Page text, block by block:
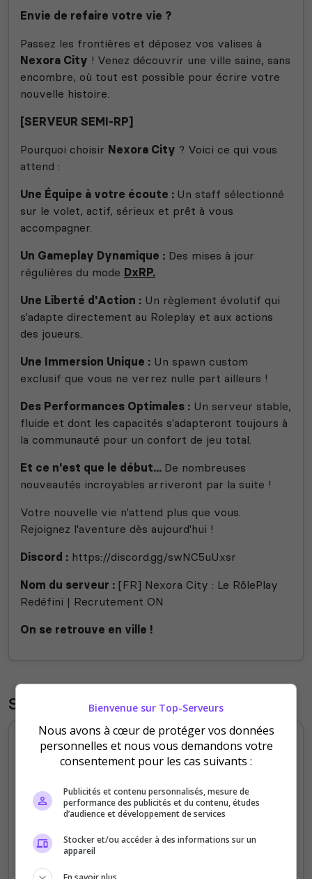
Envie de refaire votre vie ?
Passez les frontières et déposez vos valises à
Nexora City ! Venez découvrir une ville saine, sans
encombre, où tout est possible pour écrire votre
nouvelle histoire.
[SERVEUR SEMI-RP]
Pourquoi choisir Nexora City ? Voici ce qui vous
attend :
Une Équipe à votre écoute : Un staff sélectionné
sur le volet, actif, sérieux et prêt à vous
accompagner.
Un Gameplay Dynamique : Des mises à jour
régulières du mode DxRP.
Une Liberté d'Action : Un règlement évolutif qui
s'adapte directement au Roleplay et aux actions
des joueurs.
Une Immersion Unique : Un spawn custom
exclusif que vous ne verrez nulle part ailleurs !
Des Performances Optimales : Un serveur stable,
fluide et dont les capacités s'adapteront toujours à
la communauté pour un confort de jeu total.
Et ce n'est que le début... De nombreuses
nouveautés incroyables arriveront par la suite !
Votre nouvelle vie n'attend plus que vous.
Rejoignez l'aventure dès aujourd'hui !
Discord : https://discord.gg/swNC5uUxsr
Nom du serveur : [FR] Nexora City : Le RôlePlay
Redéfini | Recrutement ON
On se retrouve en ville !
Statistiques
Votes et clics journaliers
2
4
6
Bienvenue sur Top-Serveurs
Nous avons à cœur de protéger vos données
personnelles et nous vous demandons votre
consentement pour les cas suivants :
Publicités et contenu personnalisés, mesure de
performance des publicités et du contenu, études
d’audience et développement de services
Stocker et/ou accéder à des informations sur un
appareil